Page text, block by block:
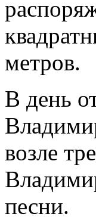
метров.
В день
возле
песни.